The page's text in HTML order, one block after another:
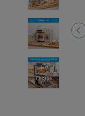
7
Photos